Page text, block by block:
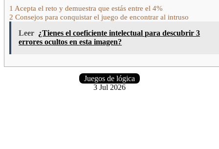
1 Acepta el reto y demuestra que estás entre el 4%
2 Consejos para conquistar el juego de encontrar al intruso
Leer ¿Tienes el coeficiente intelectual para descubrir 3
errores ocultos en esta imagen?
Juegos de lógica
3 Jul 2026